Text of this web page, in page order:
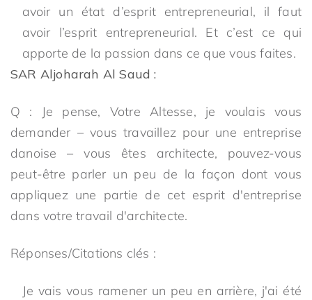
avoir un état d’esprit entrepreneurial, il faut
avoir l’esprit entrepreneurial. Et c’est ce qui
apporte de la passion dans ce que vous faites.
SAR Aljoharah Al Saud :
Q : Je pense, Votre Altesse, je voulais vous
demander – vous travaillez pour une entreprise
danoise – vous êtes architecte, pouvez-vous
peut-être parler un peu de la façon dont vous
appliquez une partie de cet esprit d'entreprise
dans votre travail d'architecte.
Réponses/Citations clés :
Je vais vous ramener un peu en arrière, j'ai été